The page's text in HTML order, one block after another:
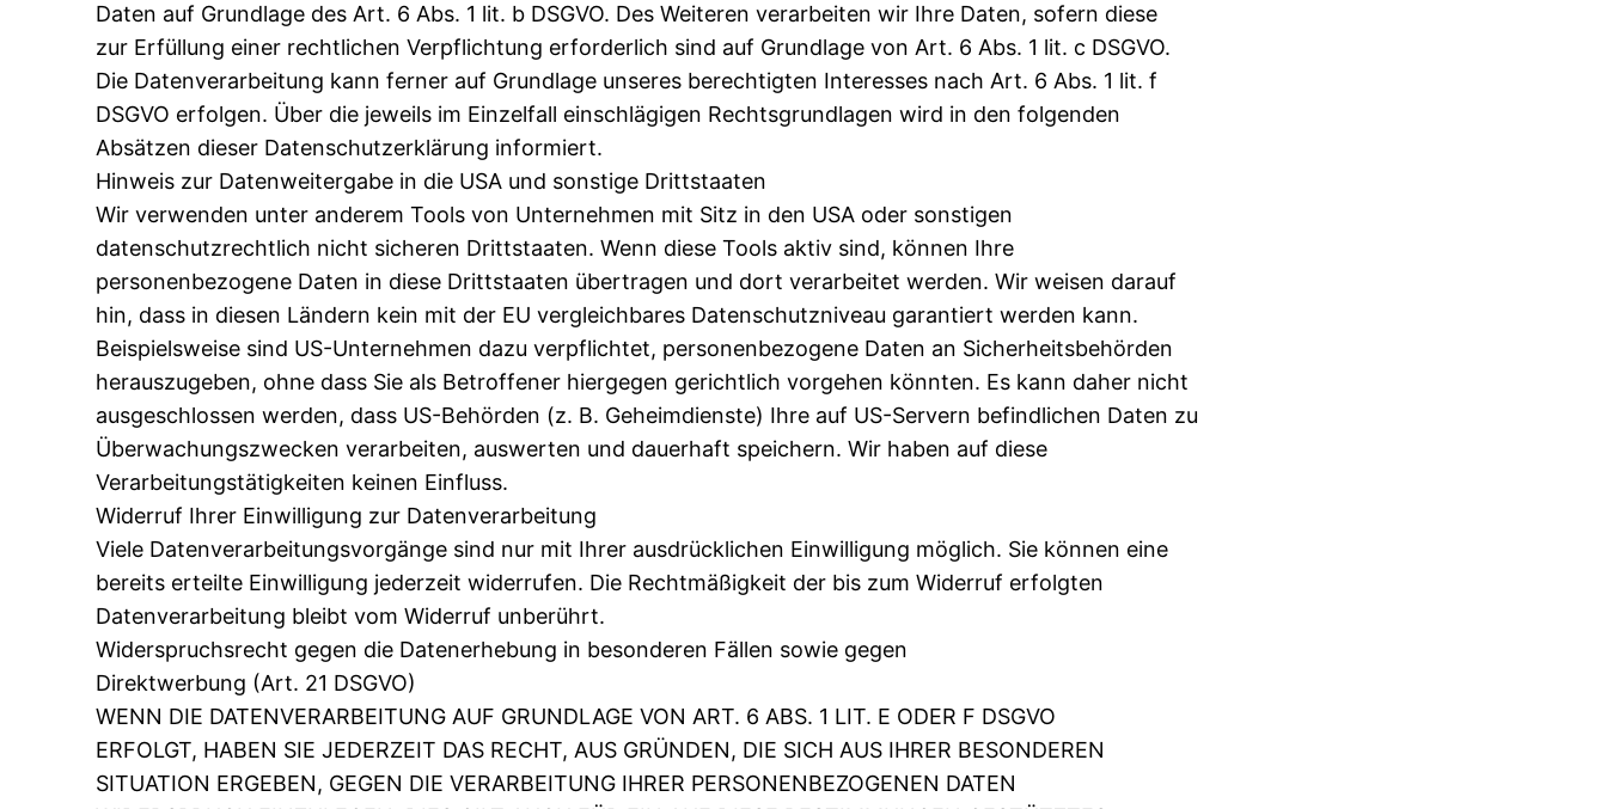
Daten auf Grundlage des Art. 6 Abs. 1 lit. b DSGVO. Des Weiteren verarbeiten wir Ihre Daten, sofern diese
zur Erfüllung einer rechtlichen Verpflichtung erforderlich sind auf Grundlage von Art. 6 Abs. 1 lit. c DSGVO.
Die Datenverarbeitung kann ferner auf Grundlage unseres berechtigten Interesses nach Art. 6 Abs. 1 lit. f
DSGVO erfolgen. Über die jeweils im Einzelfall einschlägigen Rechtsgrundlagen wird in den folgenden
Absätzen dieser Datenschutzerklärung informiert.
Hinweis zur Datenweitergabe in die USA und sonstige Drittstaaten
Wir verwenden unter anderem Tools von Unternehmen mit Sitz in den USA oder sonstigen
datenschutzrechtlich nicht sicheren Drittstaaten. Wenn diese Tools aktiv sind, können Ihre
personenbezogene Daten in diese Drittstaaten übertragen und dort verarbeitet werden. Wir weisen darauf
hin, dass in diesen Ländern kein mit der EU vergleichbares Datenschutzniveau garantiert werden kann.
Beispielsweise sind US-Unternehmen dazu verpflichtet, personenbezogene Daten an Sicherheitsbehörden
herauszugeben, ohne dass Sie als Betroffener hiergegen gerichtlich vorgehen könnten. Es kann daher nicht
ausgeschlossen werden, dass US-Behörden (z. B. Geheimdienste) Ihre auf US-Servern befindlichen Daten zu
Überwachungszwecken verarbeiten, auswerten und dauerhaft speichern. Wir haben auf diese
Verarbeitungstätigkeiten keinen Einfluss.
Widerruf Ihrer Einwilligung zur Datenverarbeitung
Viele Datenverarbeitungsvorgänge sind nur mit Ihrer ausdrücklichen Einwilligung möglich. Sie können eine
bereits erteilte Einwilligung jederzeit widerrufen. Die Rechtmäßigkeit der bis zum Widerruf erfolgten
Datenverarbeitung bleibt vom Widerruf unberührt.
Widerspruchsrecht gegen die Datenerhebung in besonderen Fällen sowie gegen
Direktwerbung (Art. 21 DSGVO)
WENN DIE DATENVERARBEITUNG AUF GRUNDLAGE VON ART. 6 ABS. 1 LIT. E ODER F DSGVO
ERFOLGT, HABEN SIE JEDERZEIT DAS RECHT, AUS GRÜNDEN, DIE SICH AUS IHRER BESONDEREN
SITUATION ERGEBEN, GEGEN DIE VERARBEITUNG IHRER PERSONENBEZOGENEN DATEN